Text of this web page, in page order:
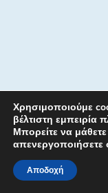
Χρησιμοποιούμε
βέλτιστη εμπειρία
Μπορείτε να
απενεργοποιήσετε
Αποδοχή